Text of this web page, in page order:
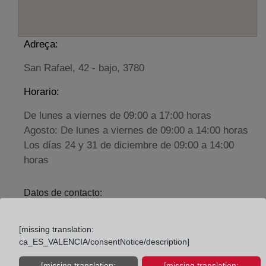
Adreça:
San Rafael, 42 - bajo, 3780
Horario:
De lunes a viernes de 09:00 a 17:00 horas
Agosto: De lunes a viernes de 09:00 a 14:00 horas
Los días 24 y 31 de diciembre de 09:00 a 14:00
horas
Datos de contacto:
pego@registrodelapropiedad.org
Datos del Registrador:
[missing translation:
ca_ES_VALENCIA/consentNotice/description]